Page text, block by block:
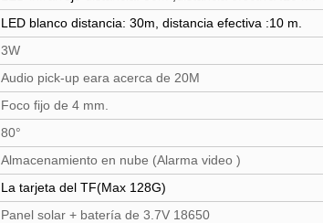
LED blanco distancia: 30m, distancia efectiva :10 m.
3W
Audio pick-up eara acerca de 20M
Foco fijo de 4 mm.
80°
Almacenamiento en nube (Alarma video )
La tarjeta del TF(Max 128G)
Panel solar + batería de 3.7V 18650